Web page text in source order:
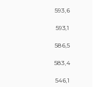
593,6
593,1
586,5
583,4
546,1